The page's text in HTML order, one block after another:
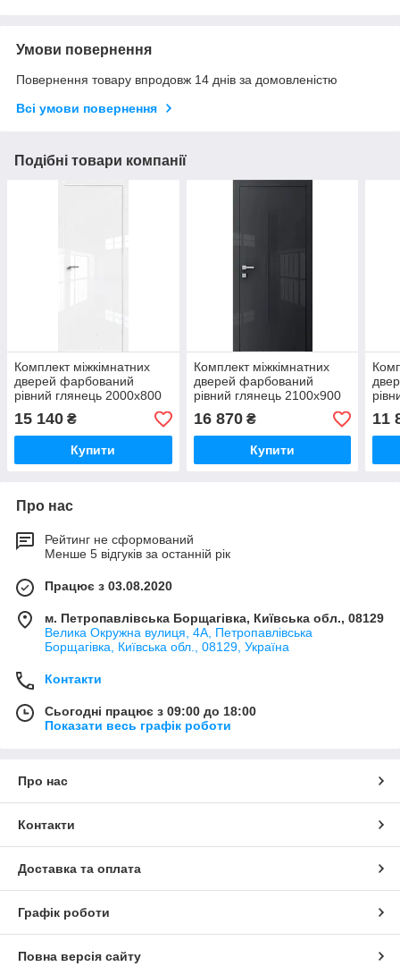
Умови повернення
Повернення товару впродовж 14 днів за домовленістю
Всі умови повернення
Подібні товари компанії
Комплект міжкімнатних
дверей фарбований
рівний глянець 2000х800
15 140 ₴
Купити
Комплект міжкімнатних
дверей фарбований
рівний глянець 2100х900
16 870₴
Купити
11
Про нас
Рейтинг не сформований
Менше 5 відгуків за останній рік
Працює з 03.08.2020
м. Петропавлівська Борщагівка, Київська обл., 08129
Велика Окружна вулиця, 4А, Петропавлівська
Борщагівка, Київська обл., 08129, Україна
Контакти
Сьогодні працює з 09:00 до 18:00
Показати весь графік роботи
Про нас
Контакти
Доставка та оплата
Графік роботи
Повна версія сайту